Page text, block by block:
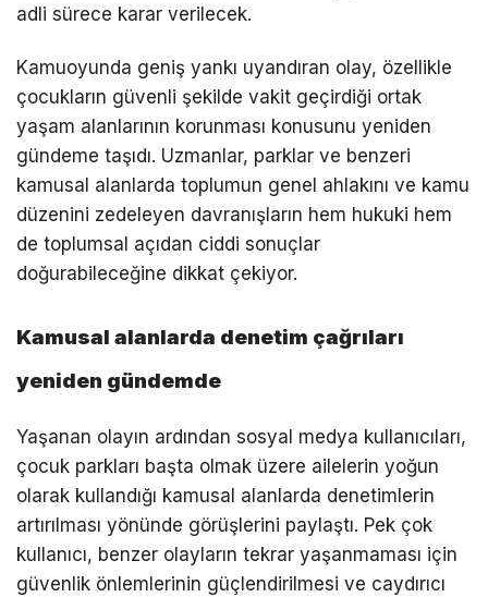
adli sürece karar verilecek.
Kamuoyunda geniş yankı uyandıran olay, özellikle
çocukların güvenli şekilde vakit geçirdiği ortak
yaşam alanlarının korunması konusunu yeniden
gündeme taşıdı. Uzmanlar, parklar ve benzeri
kamusal alanlarda toplumun genel ahlakını ve kamu
düzenini zedeleyen davranışların hem hukuki hem
de toplumsal açıdan ciddi sonuçlar
doğurabileceğine dikkat çekiyor.
Kamusal alanlarda denetim çağrıları
yeniden gündemde
Yaşanan olayın ardından sosyal medya kullanıcıları,
çocuk parkları başta olmak üzere ailelerin yoğun
olarak kullandığı kamusal alanlarda denetimlerin
artırılması yönünde görüşlerini paylaştı. Pek çok
kullanıcı, benzer olayların tekrar yaşanmaması için
güvenlik önlemlerinin güçlendirilmesi ve caydırıcı